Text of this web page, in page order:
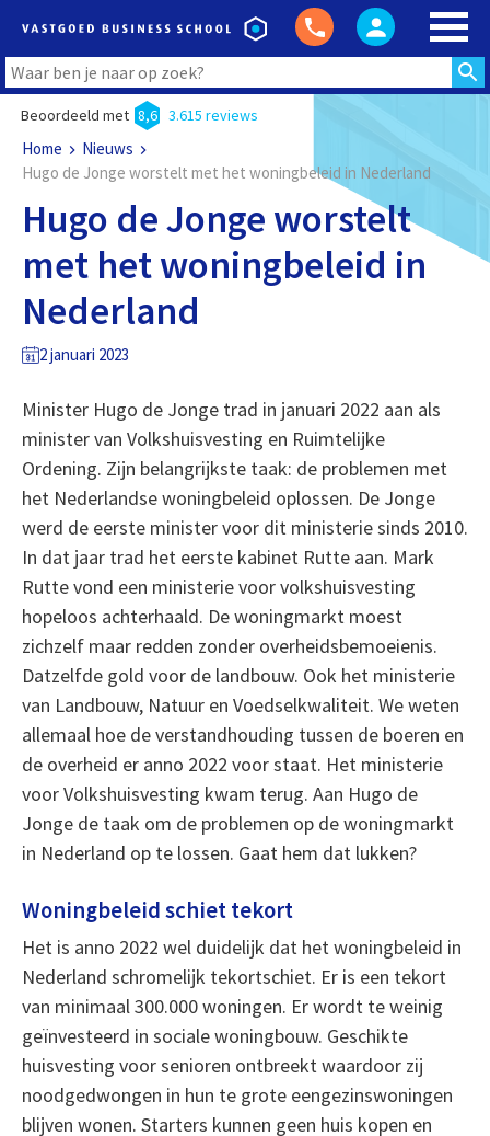
Beoordeeld met 8,6 3.615 reviews
Home
Nieuws
Hugo de Jonge worstelt met het woningbeleid in Nederland
Hugo de Jonge worstelt
met het woningbeleid in
Nederland
2 januari 2023
Minister Hugo de Jonge trad in januari 2022 aan als
minister van Volkshuisvesting en Ruimtelijke
Ordening. Zijn belangrijkste taak: de problemen met
het Nederlandse woningbeleid oplossen. De Jonge
werd de eerste minister voor dit ministerie sinds 2010.
In dat jaar trad het eerste kabinet Rutte aan. Mark
Rutte vond een ministerie voor volkshuisvesting
hopeloos achterhaald. De woningmarkt moest
zichzelf maar redden zonder overheidsbemoeienis.
Datzelfde gold voor de landbouw. Ook het ministerie
van Landbouw, Natuur en Voedselkwaliteit. We weten
allemaal hoe de verstandhouding tussen de boeren en
de overheid er anno 2022 voor staat. Het ministerie
voor Volkshuisvesting kwam terug. Aan Hugo de
Jonge de taak om de problemen op de woningmarkt
in Nederland op te lossen. Gaat hem dat lukken?
Woningbeleid schiet tekort
Het is anno 2022 wel duidelijk dat het woningbeleid in
Nederland schromelijk tekortschiet. Er is een tekort
van minimaal 300.000 woningen. Er wordt te weinig
geïnvesteerd in sociale woningbouw. Geschikte
huisvesting voor senioren ontbreekt waardoor zij
noodgedwongen in hun te grote eengezinswoningen
blijven wonen. Starters kunnen geen huis kopen en